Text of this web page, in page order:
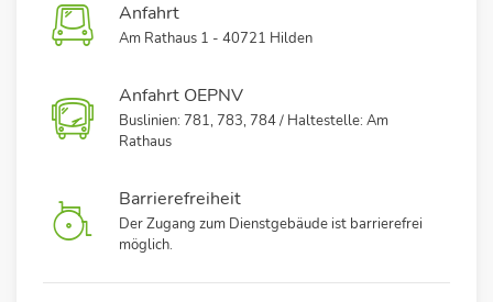
Anfahrt
Am Rathaus 1 - 40721 Hilden
Anfahrt OEPNV
Buslinien: 781, 783, 784 / Haltestelle: Am
Rathaus
Barrierefreiheit
Der Zugang zum Dienstgebäude ist barrierefrei
möglich.